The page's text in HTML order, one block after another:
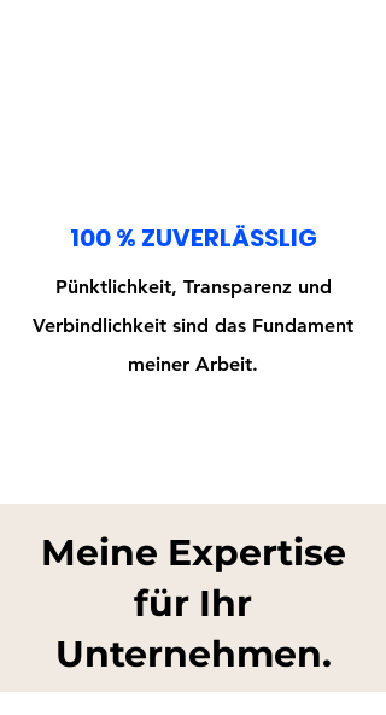
100 % ZUVERLÄSSLIG
Pünktlichkeit, Transparenz und
Verbindlichkeit sind das Fundament
meiner Arbeit.
Meine Expertise
für Ihr
Unternehmen.